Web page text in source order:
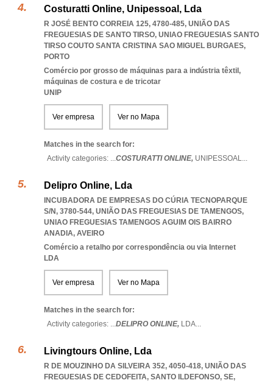
Costuratti Online, Unipessoal, Lda
R JOSÉ BENTO CORREIA 125, 4780-485, UNIÃO DAS
FREGUESIAS DE SANTO TIRSO, UNIAO FREGUESIAS SANTO
TIRSO COUTO SANTA CRISTINA SAO MIGUEL BURGAES,
PORTO
Comércio por grosso de máquinas para a indústria têxtil,
máquinas de costura e de tricotar
UNIP
Ver empresa Ver no Mapa
Matches in the search for:
Activity categories: ...COSTURATTI ONLINE, UNIPESSOAL...
Delipro Online, Lda
INCUBADORA DE EMPRESAS DO CÚRIA TECNOPARQUE
S/N, 3780-544, UNIÃO DAS FREGUESIAS DE TAMENGOS,
UNIAO FREGUESIAS TAMENGOS AGUIM OIS BAIRRO
ANADIA, AVEIRO
Comércio a retalho por correspondência ou via Internet
LDA
Ver empresa Ver no Mapa
Matches in the search for:
Activity categories: ...DELIPRO ONLINE, LDA...
Livingtours Online, Lda
R DE MOUZINHO DA SILVEIRA 352, 4050-418, UNIÃO DAS
FREGUESIAS DE CEDOFEITA, SANTO ILDEFONSO, SE,